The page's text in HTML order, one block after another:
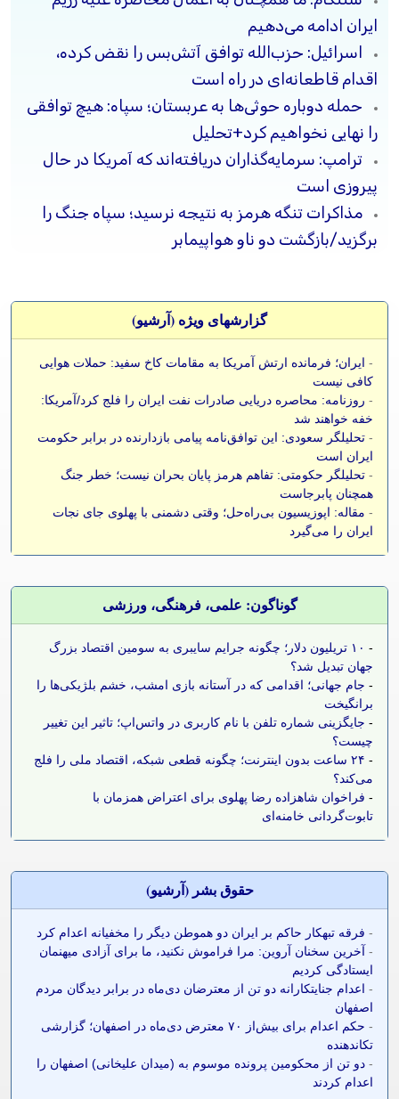
ایران ادامه می‌دهیم
اسرائیل: حزب‌الله توافق آتش‌بس را نقض کرده،
اقدام قاطعانه‌ای در راه است
حمله دوباره حوثی‌ها به عربستان؛ سپاه: هیچ توافقی
را نهایی نخواهیم کرد+تحلیل
ترامپ: سرمایه‌گذاران دریافته‌اند که آمریکا در حال
پیروزی است
مذاکرات تنگه هرمز به نتیجه نرسید؛ سپاه جنگ را
برگزید/بازگشت دو ناو هواپیمابر
گزارشهای ویژه (آرشيو)
- ایران؛ فرمانده ارتش آمریکا به مقامات کاخ سفید: حملات هوایی
کافی نیست
- روزنامه: محاصره دریایی صادرات نفت ایران را فلج کرد/آمریکا:
خفه خواهند شد
- تحلیلگر سعودی: این توافق‌نامه پیامی بازدارنده در برابر حکومت
ایران است
- تحلیلگر حکومتی: تفاهم هرمز پایان بحران نیست؛ خطر جنگ
همچنان پابرجاست
- مقاله: اپوزیسیون بی‌راه‌حل؛ وقتی دشمنی با پهلوی جای نجات
ایران را می‌گیرد
گوناگون: علمی، فرهنگی، ورزشی
-
۱۰ تریلیون دلار؛ چگونه جرایم سایبری به سومین اقتصاد بزرگ
جهان تبدیل شد؟
- جام جهانی؛ اقدامی که در آستانه بازی امشب، خشم بلژیکی‌ها را
برانگیخت
- جایگزینی شماره تلفن با نام کاربری در واتس‌اپ؛ تاثیر این تغییر
چیست؟
-
۲۴ ساعت بدون اینترنت؛ چگونه قطعی شبکه، اقتصاد ملی را فلج
می‌کند؟
- فراخوان شاهزاده رضا پهلوی برای اعتراض همزمان با
تابوت‌گردانی خامنه‌ای
حقوق بشر (آرشيو)
- فرقه تبهکار حاکم بر ایران دو هموطن دیگر را مخفیانه اعدام کرد
- آخرین سخنان آروین: مرا فراموش نکنید، ما برای آزادی میهنمان
ایستادگی کردیم
- اعدام جنایتکارانه دو تن از معترضان دی‌ماه در برابر دیدگان مردم
اصفهان
-
حکم اعدام برای بیش‌از ۷۰ معترض دی‌ماه در اصفهان؛ گزارشی
تکاندهنده
- دو تن از محکومین پرونده موسوم به (میدان علیخانی) اصفهان را
اعدام کردند